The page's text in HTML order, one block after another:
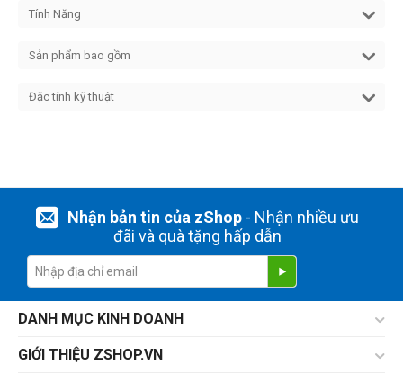
Tính Năng
Sản phẩm bao gồm
Đặc tính kỹ thuật
Nhận bản tin của zShop- Nhận nhiều ưu
đãi và quà tặng hấp dẫn
DANH MỤC KINH DOANH
GIỚI THIỆU ZSHOP.VN